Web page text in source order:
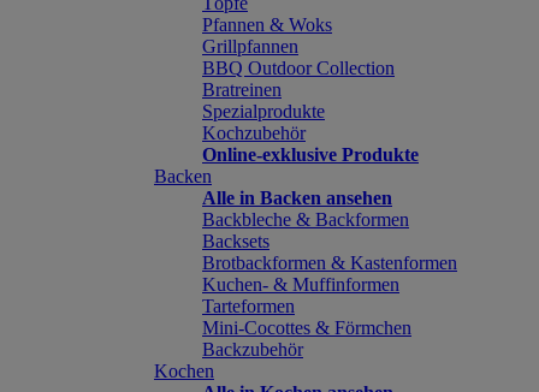
Pfannen & Woks
Grillpfannen
BBQ Outdoor Collection
Bratreinen
Spezialprodukte
Kochzubehör
Online-exklusive Produkte
Backen
Alle in Backen ansehen
Backbleche & Backformen
Backsets
Brotbackformen & Kastenformen
Kuchen- & Muffinformen
Tarteformen
Mini-Cocottes & Förmchen
Backzubehör
Kochen